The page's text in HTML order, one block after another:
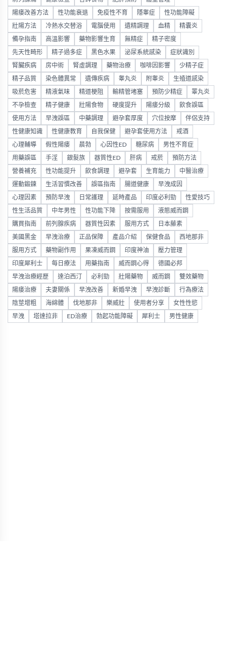
陽痿改善方法 性功能衰退 免疫性不育 隱睾症 性功能障礙
壯陽方法 冷熱水交替浴 電腦使用 遺精調理 血精 精囊炎
備孕指南 高溫影響 藥物影響生育 無精症 精子密度
先天性畸形 精子過多症 黑色水果 泌尿系統感染 症狀識別
腎臟疾病 房中術 腎虛調理 藥物治療 咖啡因影響 少精子症
精子品質 染色體異常 遺傳疾病 睾丸炎 附睾炎 生殖道感染
吸菸危害 精液氣味 精道梗阻 輸精管堵塞 預防少精症 睪丸炎
不孕檢查 精子健康 壯陽食物 硬度提升 陽痿分級 飲食誤區
使用方法 早洩誤區 中藥調理 避孕套厚度 穴位按摩 伴侶支持
性健康知識 性健康教育 自我保健 避孕套使用方法 戒酒
心理輔導 假性陽痿 晨勃 心因性ED 糖尿病 男性不育症
用藥誤區 手淫 銀髮族 器質性ED 肝病 戒菸 預防方法
營養補充 性功能提升 飲食調理 避孕套 生育能力 中醫治療
運動鍛鍊 生活習慣改善 誤區指南 腸道健康 早洩成因
心理因素 預防早洩 日常護理 延時產品 印度必利勁 性愛技巧
性生活品質 中年男性 性功能下降 按需服用 液態威而鋼
購買指南 前列腺疾病 器質性因素 服用方式 日本藤素
美國黑金 早洩治療 正品保障 產品介紹 保健食品 西地那非
服用方式 藥物副作用 果凍威而鋼 印度神油 壓力管理
印度犀利士 每日療法 用藥指南 威而鋼心得 德國必邦
早洩治療經歷 達泊西汀 必利勁 壯陽藥物 威而鋼 雙效藥物
陽痿治療 夫妻關係 早洩改善 新婚早洩 早洩診斷 行為療法
陰莖增粗 海綿體 伐地那非 樂威壯 使用者分享 女性性慾
早洩 塔達拉非 ED治療 勃起功能障礙 犀利士 男性健康